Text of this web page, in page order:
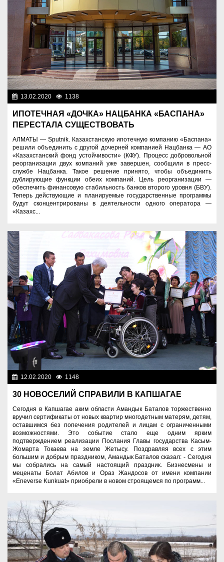
13.02.2020 1138
ИПОТЕЧНАЯ «ДОЧКА» НАЦБАНКА «БАСПАНА»
ПЕРЕСТАЛА СУЩЕСТВОВАТЬ
АЛМАТЫ — Sputnik. Казахстанскую ипотечную компанию «Баспана»
решили объединить с другой дочерней компанией Нацбанка — АО
«Казахстанский фонд устойчивости» (КФУ). Процесс добровольной
реорганизации двух компаний уже завершен, сообщили в пресс-
службе Нацбанка. Такое решение принято, чтобы объединить
дублирующие функции обеих компаний. Цель реорганизации —
обеспечить финансовую стабильность банков второго уровня (БВУ).
Теперь действующие и планируемые государственные программы
будут сконцентрированы в деятельности одного оператора —
«Казахс...
12.02.2020 1148
30 НОВОСЕЛИЙ СПРАВИЛИ В КАПШАГАЕ
Сегодня в Капшагае аким области Амандык Баталов торжественно
вручил сертификаты от новых квартир многодетным матерям, детям,
оставшимся без попечения родителей и лицам с ограниченными
возможностями. Это событие стало еще одним ярким
подтверждением реализации Послания Главы государства Касым-
Жомарта Токаева на земле Жетысу. Поздравляя всех с этим
большим и добрым праздником, Амандык Баталов сказал: - Сегодня
мы собрались на самый настоящий праздник. Бизнесмены и
меценаты Болат Абилов и Ораз Жандосов от имени компании
«Eneverse Kunkuat» приобрели в новом строящемся по программ...